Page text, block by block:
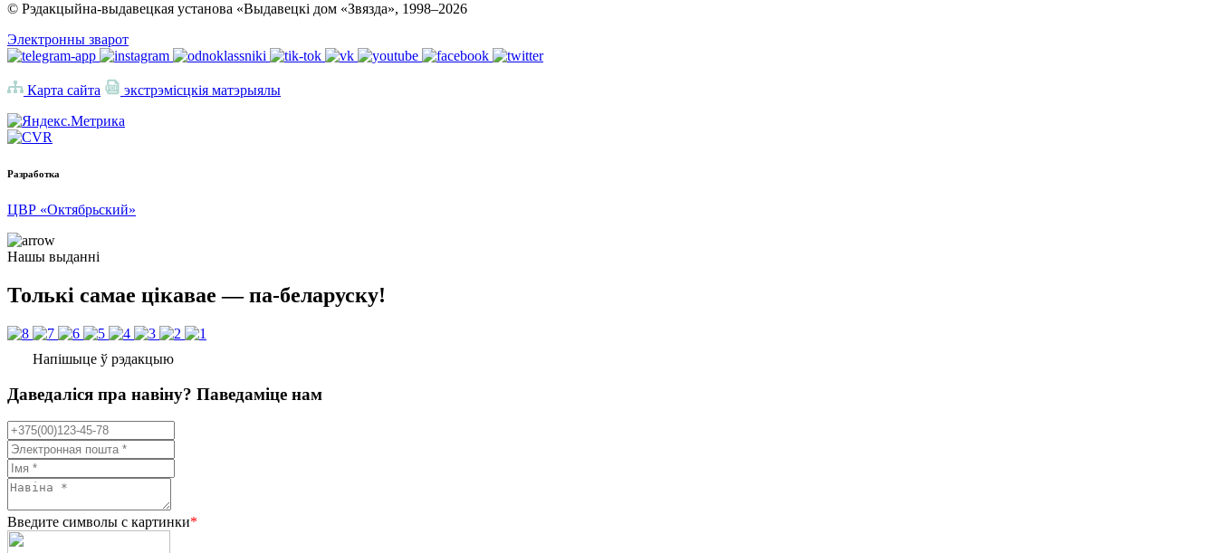
© Рэдакцыйна-выдавецкая установа «Выдавецкі дом «Звязда», 1998–2026
Электронны зварот
Карта сайта экстрэмісцкія матэрыялы
Разработка
ЦВР «Октябрьский»
Нашы выданні
Толькі самае цікавае — па-беларуску!
Напішыце ў рэдакцыю
Даведаліся пра навіну? Паведаміце нам
Введите символы с картинки*